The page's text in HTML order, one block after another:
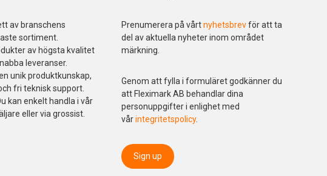
av branschens
sortiment.
av högsta kvalitet
leveranser.
unik produktkunskap,
fri teknisk support.
kan enkelt handla i vår
eller via grossist.
Prenumerera på vårtnyhetsbrevför att ta
del av aktuella nyheter inom området
märkning.
Genom att fylla i formuläret godkänner du
att Fleximark AB behandlar dina
personuppgifter i enlighet med
vårintegritetspolicy.
Sign up